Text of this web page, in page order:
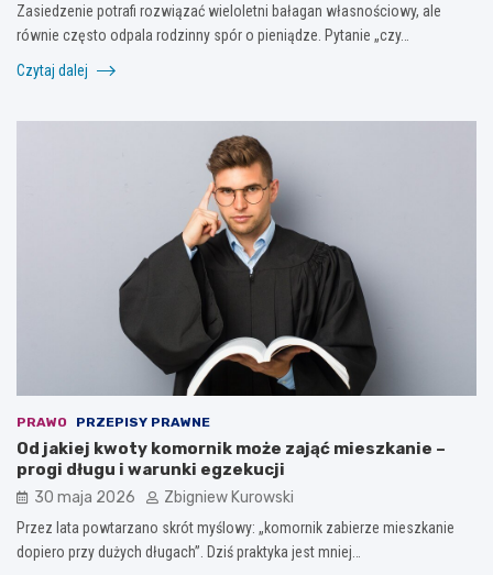
Zasiedzenie potrafi rozwiązać wieloletni bałagan własnościowy, ale
równie często odpala rodzinny spór o pieniądze. Pytanie „czy…
Czytaj dalej
PRAWO PRZEPISY PRAWNE
Od jakiej kwoty komornik może zająć mieszkanie –
progi długu i warunki egzekucji
30 maja 2026 Zbigniew Kurowski
Przez lata powtarzano skrót myślowy: „komornik zabierze mieszkanie
dopiero przy dużych długach”. Dziś praktyka jest mniej…